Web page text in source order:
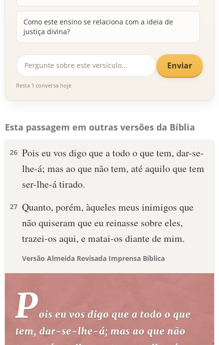
Como este ensino se relaciona com a ideia de
justiça divina?
Enviar
Resta 1 conversa hoje
Esta passagem em outras versões da Bíblia
26 Pois eu vos digo que a todo o que tem, dar-se-
lhe-á; mas ao que não tem, até aquilo que tem
ser-lhe-á tirado.
27 Quanto, porém, àqueles meus inimigos que
não quiseram que eu reinasse sobre eles,
trazei-os aqui, e matai-os diante de mim.
Versão Almeida Revisada Imprensa Bíblica